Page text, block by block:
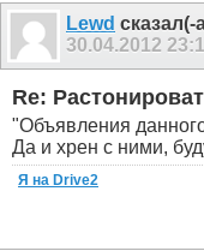
Lewd сказал(-
30.04.2012
Re:
"Объявления
Да и хрен с ними,
Я на Drive2